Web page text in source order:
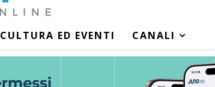
CULTURA ED EVENTI CANALI